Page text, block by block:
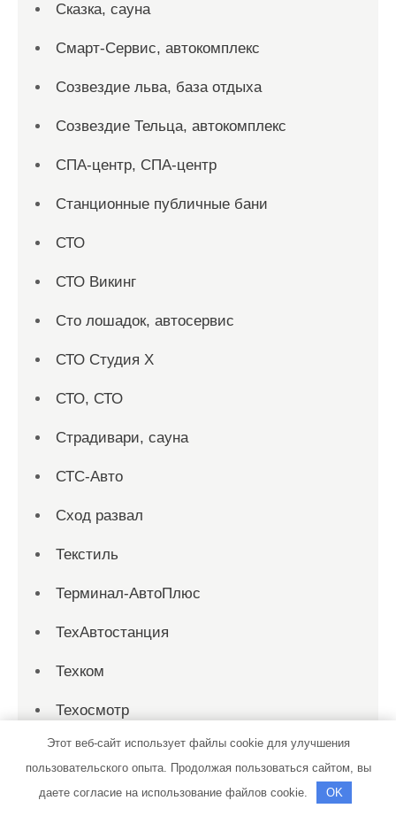
Сказка, сауна
Смарт-Сервис, автокомплекс
Созвездие льва, база отдыха
Созвездие Тельца, автокомплекс
СПА-центр, СПА-центр
Станционные публичные бани
СТО
СТО Викинг
Сто лошадок, автосервис
СТО Студия Х
СТО, СТО
Страдивари, сауна
СТС-Авто
Сход развал
Текстиль
Терминал-АвтоПлюс
ТехАвтостанция
Техком
Техосмотр
Тихая заводь, сауна
Тортила, банно-оздоровительный
Этот веб-сайт использует файлы cookie для улучшения
пользовательского опыта. Продолжая пользоваться сайтом, вы
даете согласие на использование файлов cookie.
OK